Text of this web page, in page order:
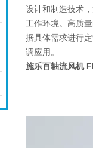
设计和制造技术
工作环境。高质
据具体需求进行
调应用。
施乐百轴流风机